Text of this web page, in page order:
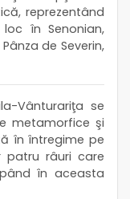
reprezentând
în Senonian,
de Severin,
Vânturariţa se
metamorfice şi
în întregime pe
patru râuri care
în aceasta